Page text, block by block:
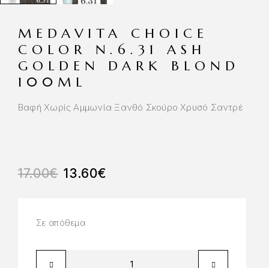
MEDAVITA CHOICE
COLOR N.6.31 ASH
GOLDEN DARK BLOND
100ML
Βαφή Χωρίς Αμμωνία Ξανθό Σκούρο Χρυσό Σαντρέ
17.00€ 13.60€
Σε απόθεμα